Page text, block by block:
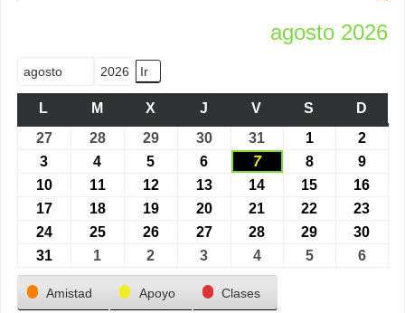
agosto 2026
Mes
Año
L M X J V S
D
27
28 29 30 31 1
2
3
4 5 6 7 8
9
10
11 12 13 14 15
16
17
18 19 20 21 22
23
24
25 26 27 28 29
30
31
1 2 3 4 5 6
Categorías
Amistad Apoyo Clases